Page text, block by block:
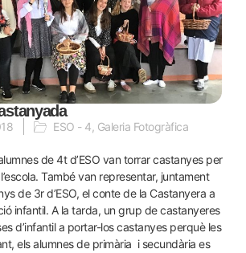
ESO - 4 Galeria Fotogràfica
de 4t d’ESO van torrar castanyes per
També van representar, juntament
de 3r d’ESO, el conte de la Castanyera a
infantil. A la tarda, un grup de castanyeres
d’infantil a portar-los castanyes perquè les
els alumnes de primària i secundària es